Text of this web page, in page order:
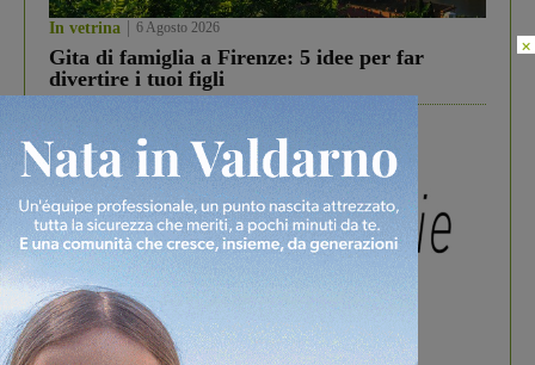
In vetrina 6 Agosto 2026
Gita di famiglia a Firenze: 5 idee per far
divertire i tuoi figli
In vetrina 3 Agosto 2026
×